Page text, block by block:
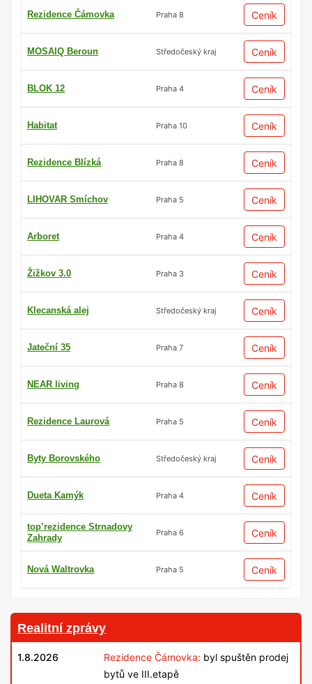
Rezidence Čámovka Praha 8 Ceník
MOSAIQ Beroun Středočeský kraj Ceník
BLOK 12 Praha 4 Ceník
Habitat Praha 10 Ceník
Rezidence Blízká Praha 8 Ceník
LIHOVAR Smíchov Praha 5 Ceník
Arboret Praha 4 Ceník
Žižkov 3.0 Praha 3 Ceník
Klecanská alej Středočeský kraj Ceník
Jateční 35 Praha 7 Ceník
NEAR living Praha 8 Ceník
Rezidence Laurová Praha 5 Ceník
Byty Borovského Středočeský kraj Ceník
Dueta Kamýk Praha 4 Ceník
top’rezidence Strnadovy
Zahrady
Praha 6 Ceník
Nová Waltrovka Praha 5 Ceník
Realitní zprávy
1.8.2026 Rezidence Čámovka: byl spuštěn prodej
bytů ve III.etapě